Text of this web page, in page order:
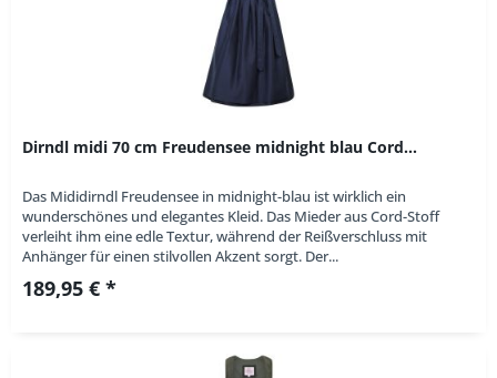
Dirndl midi 70 cm Freudensee midnight blau Cord...
Das Mididirndl Freudensee in midnight-blau ist wirklich ein
wunderschönes und elegantes Kleid. Das Mieder aus Cord-Stoff
verleiht ihm eine edle Textur, während der Reißverschluss mit
Anhänger für einen stilvollen Akzent sorgt. Der...
189,95 € *